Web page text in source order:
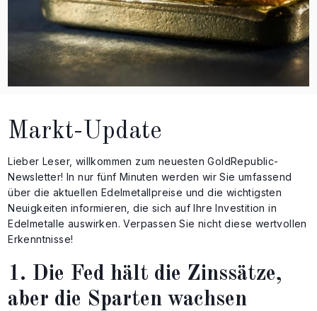
Markt-Update
Lieber Leser, willkommen zum neuesten GoldRepublic-
Newsletter! In nur fünf Minuten werden wir Sie umfassend
über die aktuellen Edelmetallpreise und die wichtigsten
Neuigkeiten informieren, die sich auf Ihre Investition in
Edelmetalle auswirken. Verpassen Sie nicht diese wertvollen
Erkenntnisse!
1. Die Fed hält die Zinssätze,
aber die Sparten wachsen